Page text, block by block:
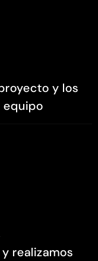
y los
equipo
realizamos